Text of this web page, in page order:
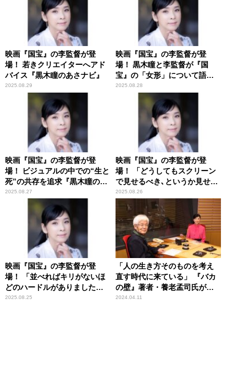
映画『国宝』の李監督が登
場！ 若きクリエイターへアド
バイス『黒木瞳のあさナビ』
2025.08.29
映画『国宝』の李監督が登
場！ 黒木瞳と李監督が『国
宝』の「女形」について語り
合う
2025.08.28
映画『国宝』の李監督が登
場！ ビジュアルの中での“生と
死”の共存を追求『黒木瞳のあ
さナビ』
2025.08.27
映画『国宝』の李監督が登
場！ 「どうしてもスクリーン
で見せるべき､というか見せた
い」『黒木瞳のあさナビ』
2025.08.26
映画『国宝』の李監督が登
場！ 「並べればキリがないほ
どのハードルがありました」
『黒木瞳のあさナビ』
2025.08.25
「人の生き方そのものを考え
直す時代に来ている」 『バカ
の壁』著者・養老孟司氏が提
言 ニッポン放送『黒木瞳の
2024.04.11